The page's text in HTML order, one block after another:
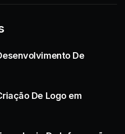
De
De Logo em